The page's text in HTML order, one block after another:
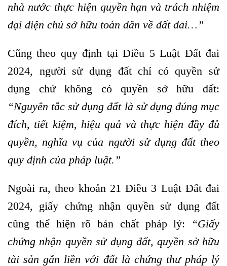
nhà nước thực hiện quyền hạn và trách nhiệm
đại diện chủ sở hữu toàn dân về đất đai…”
Cũng theo quy định tại Điều 5 Luật Đất đai
2024, người sử dụng đất chỉ có quyền sử
dụng chứ không có quyền sở hữu đất:
“Nguyên tắc sử dụng đất là sử dụng đúng mục
đích, tiết kiệm, hiệu quả và thực hiện đầy đủ
quyền, nghĩa vụ của người sử dụng đất theo
quy định của pháp luật.”
Ngoài ra, theo khoản 21 Điều 3 Luật Đất đai
2024, giấy chứng nhận quyền sử dụng đất
cũng thể hiện rõ bản chất pháp lý:
“Giấy
chứng nhận quyền sử dụng đất, quyền sở hữu
tài sản gắn liền với đất là chứng thư pháp lý